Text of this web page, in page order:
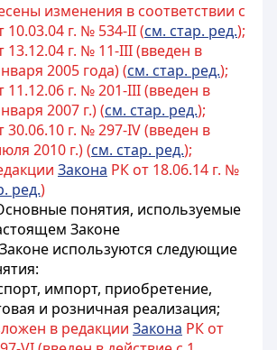
изменения в соответствии с
10.03.04 г. № 534-II (см. стар. ред.);
13.12.04 г. № 11-III (введен в
2005 года) (см. стар. ред.);
11.12.06 г. № 201-III (введен в
2007 г.) (см. стар. ред.);
30.06.10 г. № 297-IV (введен в
2010 г.) (см. стар. ред.);
Закона РК от 18.06.14 г. №
ред.)
понятия, используемые
Законе
используются следующие
импорт, приобретение,
и розничная реализация;
в редакции Закона РК от